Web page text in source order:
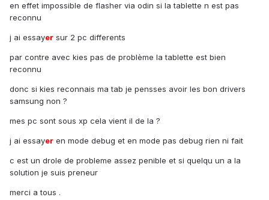
en effet impossible de flasher via odin si la tablette n est pas
reconnu
j ai essayer sur 2 pc differents
par contre avec kies pas de problème la tablette est bien
reconnu
donc si kies reconnais ma tab je pensses avoir les bon drivers
samsung non ?
mes pc sont sous xp cela vient il de la ?
j ai essayer en mode debug et en mode pas debug rien ni fait
c est un drole de probleme assez penible et si quelqu un a la
solution je suis preneur
merci a tous .